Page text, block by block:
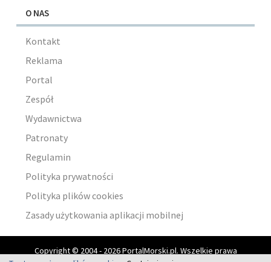
O NAS
Kontakt
Reklama
Portal
Zespół
Wydawnictwa
Patronaty
Regulamin
Polityka prywatności
Polityka plików cookies
Zasady użytkowania aplikacji mobilnej
Copyright © 2004 - 2026 PortalMorski.pl. Wszelkie prawa